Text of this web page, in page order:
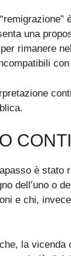
una
rimanere
è
dell’uno o
e chi,
la vicenda